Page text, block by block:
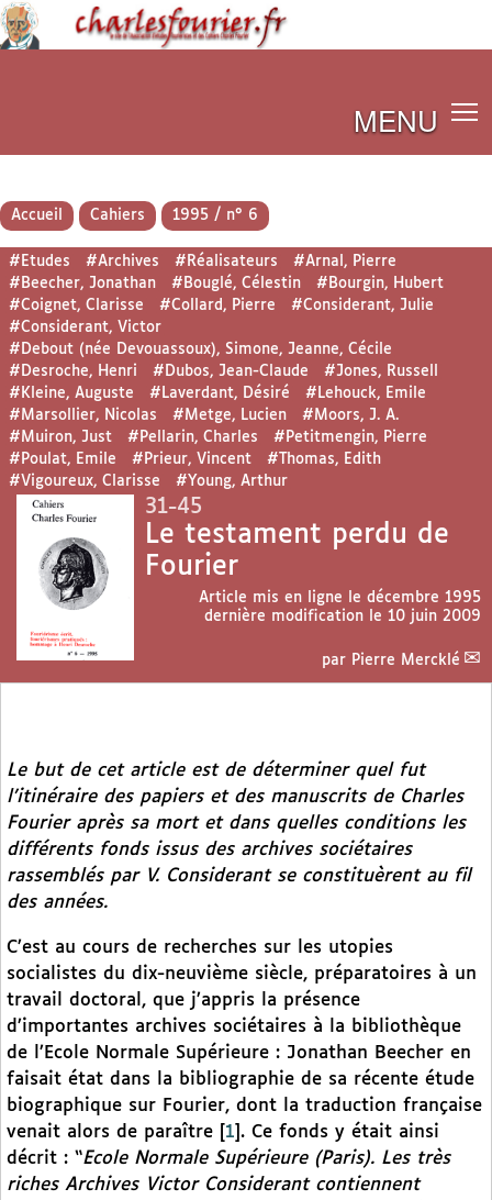
MENU
Accueil Cahiers 1995 / n° 6
#Etudes #Archives #Réalisateurs
#Arnal, Pierre
#Beecher, Jonathan
#Bouglé, Célestin
#Bourgin, Hubert
#Coignet, Clarisse
#Collard, Pierre
#Considerant, Julie
#Considerant, Victor
#Debout (née Devouassoux), Simone, Jeanne, Cécile
#Desroche, Henri
#Dubos, Jean-Claude
#Jones, Russell
#Kleine, Auguste
#Laverdant, Désiré
#Lehouck, Emile
#Marsollier, Nicolas
#Metge, Lucien
#Moors, J. A.
#Muiron, Just
#Pellarin, Charles
#Petitmengin, Pierre
#Poulat, Emile
#Prieur, Vincent
#Thomas, Edith
#Vigoureux, Clarisse
#Young, Arthur
31-45
Le testament perdu de
Fourier
Article mis en ligne le décembre 1995
dernière modification le 10 juin 2009
par Pierre Mercklé
Le but de cet article est de déterminer quel fut
l’itinéraire des papiers et des manuscrits de Charles
Fourier après sa mort et dans quelles conditions les
différents fonds issus des archives sociétaires
rassemblés par V. Considerant se constituèrent au fil
des années.
C’est au cours de recherches sur les utopies
socialistes du dix-neuvième siècle, préparatoires à un
travail doctoral, que j’appris la présence
d’importantes archives sociétaires à la bibliothèque
de l’Ecole Normale Supérieure : Jonathan Beecher en
faisait état dans la bibliographie de sa récente étude
biographique sur Fourier, dont la traduction française
venait alors de paraître
1 . Ce fonds y était ainsi
décrit : “Ecole Normale Supérieure (Paris). Les très
riches Archives Victor Considerant contiennent